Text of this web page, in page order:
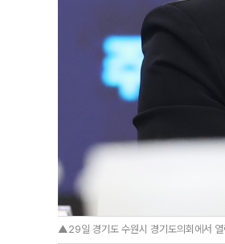
▲29일 경기도 수원시 경기도의회에서 열